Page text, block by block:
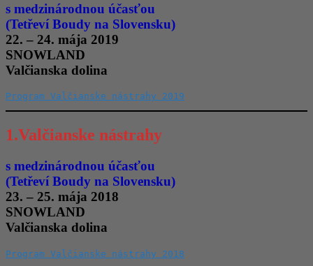
s medzinárodnou účasťou
(Tetřeví Boudy na Slovensku)
22. – 24. mája 2019
SNOWLAND
Valčianska dolina
Program Valčianske nástrahy 2019
1.Valčianske nástrahy
s medzinárodnou účasťou
(Tetřeví Boudy na Slovensku)
23. – 25. mája 2018
SNOWLAND
Valčianska dolina
Program Valčianske nástrahy 2018